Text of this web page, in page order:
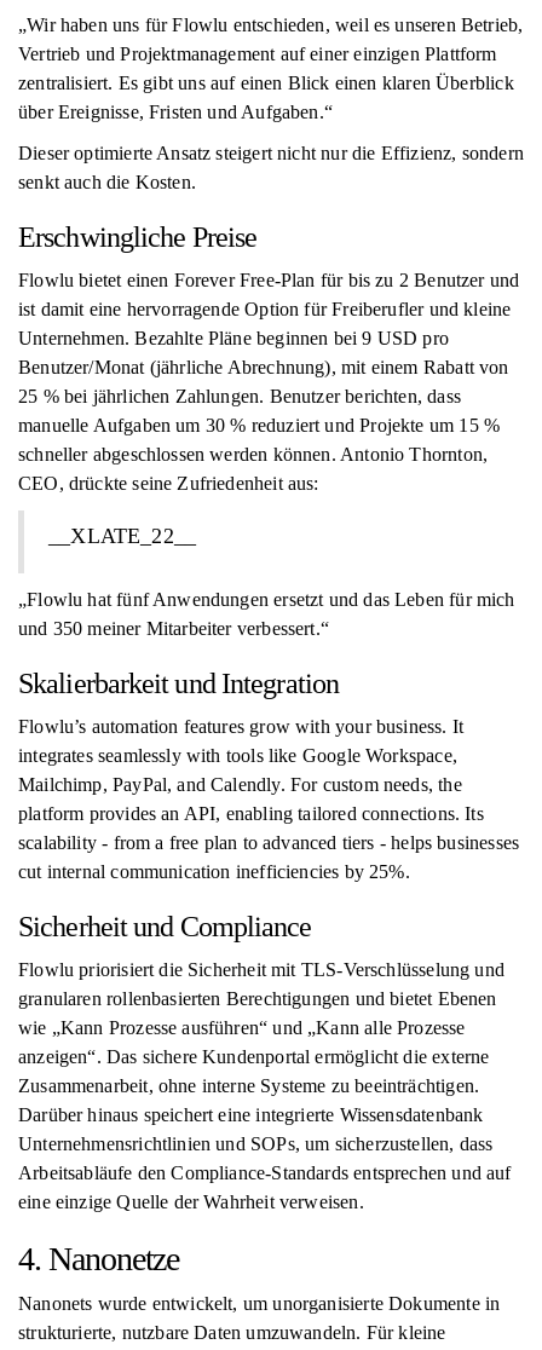
„Wir haben uns für Flowlu entschieden, weil es unseren Betrieb,
Vertrieb und Projektmanagement auf einer einzigen Plattform
zentralisiert. Es gibt uns auf einen Blick einen klaren Überblick
über Ereignisse, Fristen und Aufgaben.“
Dieser optimierte Ansatz steigert nicht nur die Effizienz, sondern
senkt auch die Kosten.
Erschwingliche Preise
Flowlu bietet einen Forever Free-Plan für bis zu 2 Benutzer und
ist damit eine hervorragende Option für Freiberufler und kleine
Unternehmen. Bezahlte Pläne beginnen bei 9 USD pro
Benutzer/Monat (jährliche Abrechnung), mit einem Rabatt von
25 % bei jährlichen Zahlungen. Benutzer berichten, dass
manuelle Aufgaben um 30 % reduziert und Projekte um 15 %
schneller abgeschlossen werden können. Antonio Thornton,
CEO, drückte seine Zufriedenheit aus:
__XLATE_22__
„Flowlu hat fünf Anwendungen ersetzt und das Leben für mich
und 350 meiner Mitarbeiter verbessert.“
Skalierbarkeit und Integration
Flowlu’s automation features grow with your business. It
integrates seamlessly with tools like Google Workspace,
Mailchimp, PayPal, and Calendly. For custom needs, the
platform provides an API, enabling tailored connections. Its
scalability - from a free plan to advanced tiers - helps businesses
cut internal communication inefficiencies by 25%.
Sicherheit und Compliance
Flowlu priorisiert die Sicherheit mit TLS-Verschlüsselung und
granularen rollenbasierten Berechtigungen und bietet Ebenen
wie „Kann Prozesse ausführen“ und „Kann alle Prozesse
anzeigen“. Das sichere Kundenportal ermöglicht die externe
Zusammenarbeit, ohne interne Systeme zu beeinträchtigen.
Darüber hinaus speichert eine integrierte Wissensdatenbank
Unternehmensrichtlinien und SOPs, um sicherzustellen, dass
Arbeitsabläufe den Compliance-Standards entsprechen und auf
eine einzige Quelle der Wahrheit verweisen.
4. Nanonetze
Nanonets wurde entwickelt, um unorganisierte Dokumente in
strukturierte, nutzbare Daten umzuwandeln. Für kleine